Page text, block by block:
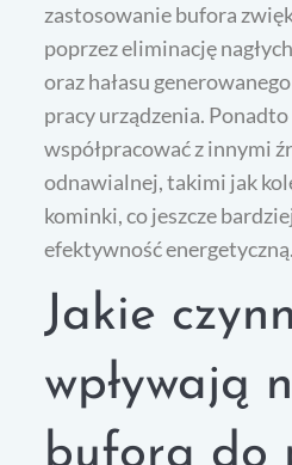
zastosowanie bufora
poprzez eliminację
oraz hałasu
pracy urządzenia.
współpracować z innymi
odnawialnej, takimi jak
kominki, co jeszcze
efektywność energetyczną.
Jakie
wpływają